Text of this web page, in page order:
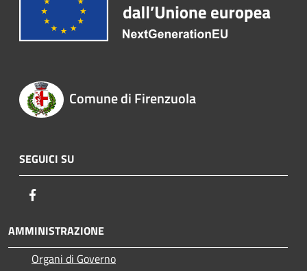
Comune di Firenzuola
SEGUICI SU
AMMINISTRAZIONE
Organi di Governo